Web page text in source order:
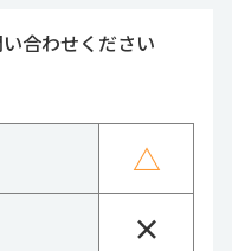
合わせください
△
×